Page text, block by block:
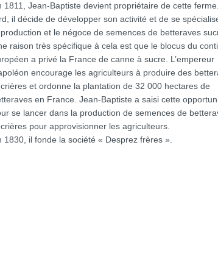
1811, Jean-Baptiste devient propriétaire de cette
il décide de développer son activité et de se
et le négoce de semences de betteraves
raison très spécifique à cela est que le blocus du
a privé la France de canne à sucre. L’empereur
encourage les agriculteurs à produire des
et ordonne la plantation de 32 000 hectares de
en France. Jean-Baptiste a saisi cette
se lancer dans la production de semences de
pour approvisionner les agriculteurs.
1830, il fonde la société « Desprez frères ».